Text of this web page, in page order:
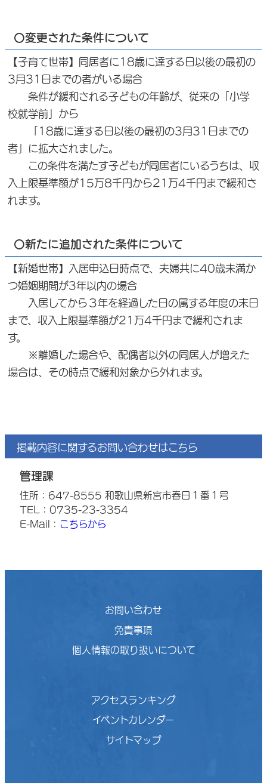
〇変更された条件について
【子育て世帯】同居者に18歳に達する日以後の最初の
3月31日までの者がいる場合
条件が緩和される子どもの年齢が、従来の「小学
校就学前」から
「18歳に達する日以後の最初の3月31日までの
者」に拡大されました。
この条件を満たす子どもが同居者にいるうちは、収
入上限基準額が15万8千円から21万4千円まで緩和さ
れます。
〇新たに追加された条件について
【新婚世帯】入居申込日時点で、夫婦共に40歳未満か
つ婚姻期間が3年以内の場合
入居してから３年を経過した日の属する年度の末日
まで、収入上限基準額が21万4千円まで緩和されま
す。
※離婚した場合や、配偶者以外の同居人が増えた
場合は、その時点で緩和対象から外れます。
掲載内容に関するお問い合わせはこちら
管理課
住所：647-8555 和歌山県新宮市春日１番１号
TEL：0735-23-3354
E-Mail： こちらから
お問い合わせ
免責事項
個人情報の取り扱いについて
アクセスランキング
イベントカレンダー
サイトマップ